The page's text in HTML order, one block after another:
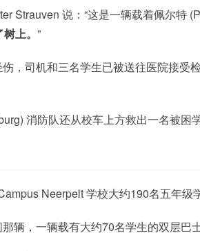
Strauven 说：“这是一辆载着佩尔特
上。 ”
，司机和三名学生已被送往医院接受
消防队还从校车上方救出一名被困学
Neerpelt 学校大约190名五年级
辆，一辆载有大约70名学生的双层巴